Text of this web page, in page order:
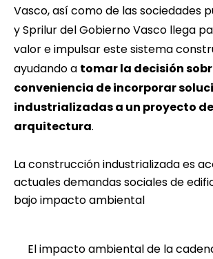
Vasco, así como de las sociedades
ySprilurdel Gobierno Vasco llega
valor e impulsar este sistema
ayudando a tomar la decisión
conveniencia de incorporar
industrializadas a un proyecto de
arquitectura.
La construcción industrializada es
actuales demandas sociales de
bajo impacto ambiental
El impacto ambiental de la